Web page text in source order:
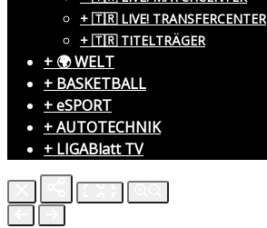
+ 🇹🇷 LIVE! TRANSFERCENTER
+ 🇹🇷 TITELTRÄGER
+ 🌍 WELT
+ BASKETBALL
+ eSPORT
+ AUTOTECHNIK
+ LIGABlatt TV